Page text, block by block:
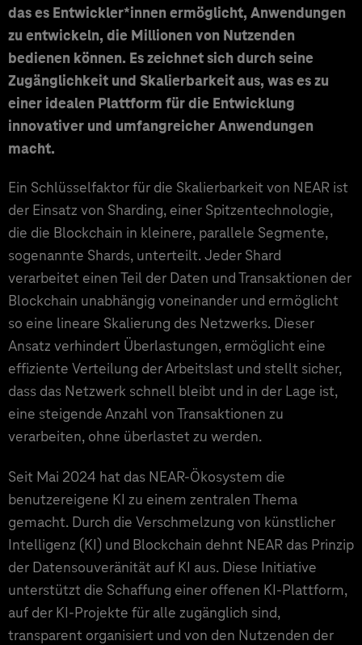
das es Entwickler*innen ermöglicht, Anwendungen
zu entwickeln, die Millionen von Nutzenden
bedienen können. Es zeichnet sich durch seine
Zugänglichkeit und Skalierbarkeit aus, was es zu
einer idealen Plattform für die Entwicklung
innovativer und umfangreicher Anwendungen
macht.
Ein Schlüsselfaktor für die Skalierbarkeit von NEAR ist
der Einsatz von Sharding, einer Spitzentechnologie,
die die Blockchain in kleinere, parallele Segmente,
sogenannte Shards, unterteilt. Jeder Shard
verarbeitet einen Teil der Daten und Transaktionen der
Blockchain unabhängig voneinander und ermöglicht
so eine lineare Skalierung des Netzwerks. Dieser
Ansatz verhindert Überlastungen, ermöglicht eine
effiziente Verteilung der Arbeitslast und stellt sicher,
dass das Netzwerk schnell bleibt und in der Lage ist,
eine steigende Anzahl von Transaktionen zu
verarbeiten, ohne überlastet zu werden.
Seit Mai 2024 hat das NEAR-Ökosystem die
benutzereigene KI zu einem zentralen Thema
gemacht. Durch die Verschmelzung von künstlicher
Intelligenz (KI) und Blockchain dehnt NEAR das Prinzip
der Datensouveränität auf KI aus. Diese Initiative
unterstützt die Schaffung einer offenen KI-Plattform,
auf der KI-Projekte für alle zugänglich sind,
transparent organisiert und von den Nutzenden der